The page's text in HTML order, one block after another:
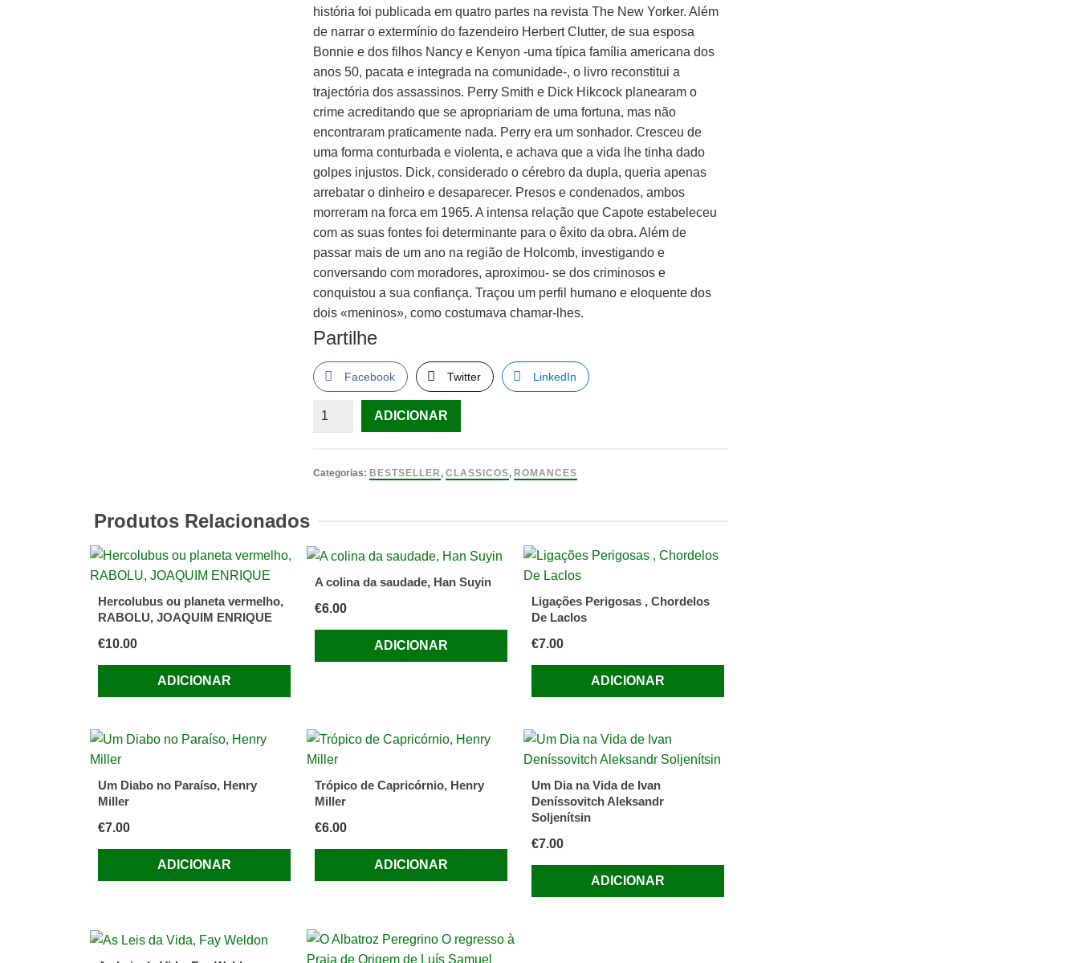
história foi publicada em quatro partes na revista The New Yorker. Além
de narrar o extermínio do fazendeiro Herbert Clutter, de sua esposa
Bonnie e dos filhos Nancy e Kenyon -uma típica família americana dos
anos 50, pacata e integrada na comunidade-, o livro reconstitui a
trajectória dos assassinos. Perry Smith e Dick Hikcock planearam o
crime acreditando que se apropriariam de uma fortuna, mas não
encontraram praticamente nada. Perry era um sonhador. Cresceu de
uma forma conturbada e violenta, e achava que a vida lhe tinha dado
golpes injustos. Dick, considerado o cérebro da dupla, queria apenas
arrebatar o dinheiro e desaparecer. Presos e condenados, ambos
morreram na forca em 1965. A intensa relação que Capote estabeleceu
com as suas fontes foi determinante para o êxito da obra. Além de
passar mais de um ano na região de Holcomb, investigando e
conversando com moradores, aproximou- se dos criminosos e
conquistou a sua confiança. Traçou um perfil humano e eloquente dos
dois «meninos», como costumava chamar-lhes.
Partilhe
Facebook Twitter LinkedIn
Quantidade
Sangue
ADICIONAR
Categorias: BESTSELLER ,CLASSICOS, ROMANCES
Produtos Relacionados
Hercolubus ou planeta vermelho,
RABOLU, JOAQUIM ENRIQUE
€10.00
ADICIONAR
A colina da saudade, Han Suyin
€6.00
ADICIONAR
Ligações Perigosas , Chordelos
De Laclos
€7.00
ADICIONAR
Um Diabo no Paraíso, Henry
Miller
€7.00
ADICIONAR
Trópico de Capricórnio, Henry
Miller
€6.00
ADICIONAR
Um Dia na Vida de Ivan
Deníssovitch Aleksandr
Soljenítsin
€7.00
ADICIONAR